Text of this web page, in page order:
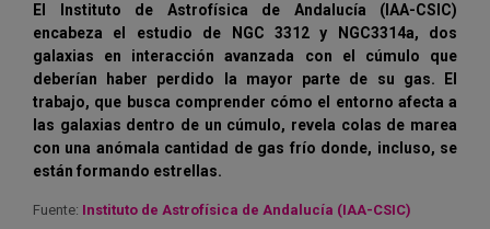
El Instituto de Astrofísica de Andalucía (IAA-CSIC)
encabeza el estudio de NGC 3312 y NGC3314a, dos
galaxias en interacción avanzada con el cúmulo que
deberían haber perdido la mayor parte de su gas. El
trabajo, que busca comprender cómo el entorno afecta a
las galaxias dentro de un cúmulo, revela colas de marea
con una anómala cantidad de gas frío donde, incluso, se
están formando estrellas.
Fuente: Instituto de Astrofísica de Andalucía (IAA-CSIC)